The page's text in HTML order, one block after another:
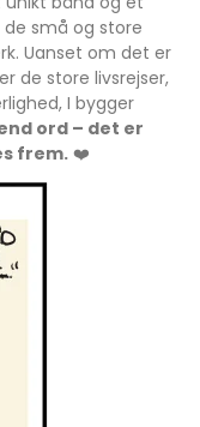
små og store
Uanset om det er
de store livsrejser,
I bygger
ord – det er
frem. ❤️